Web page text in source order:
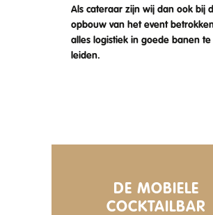
Als cateraar zijn wij dan ook bij
opbouw van het event
alles logistiek in goede banen te
leiden.
DE MOBIELE
COCKTAILBAR